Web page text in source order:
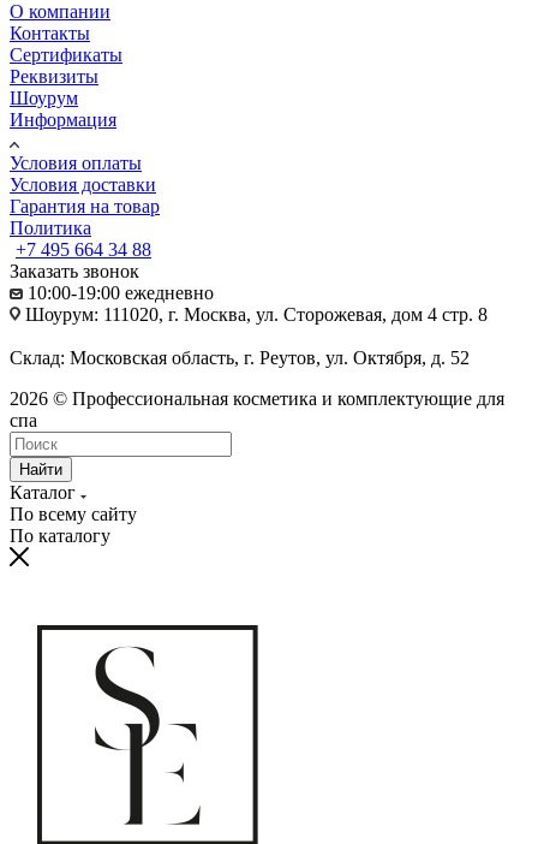
О компании
Контакты
Сертификаты
Реквизиты
Шоурум
Информация
Условия оплаты
Условия доставки
Гарантия на товар
Политика
+7 495 664 34 88
Заказать звонок
10:00-19:00 ежедневно
Шоурум: 111020, г. Москва, ул. Сторожевая, дом 4 стр. 8
Склад: Московская область, г. Реутов, ул. Октября, д. 52
2026 © Профессиональная косметика и комплектующие для
спа
Найти
Каталог
По всему сайту
По каталогу